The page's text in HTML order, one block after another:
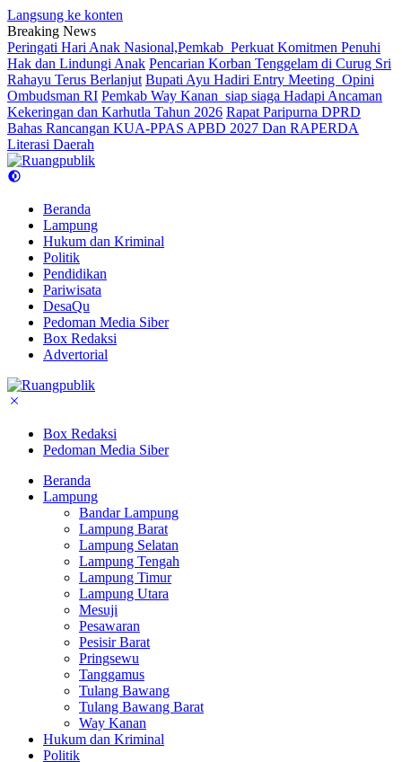
Langsung ke konten
Breaking News
Peringati Hari Anak Nasional,Pemkab Perkuat Komitmen Penuhi
Hak dan Lindungi Anak Pencarian Korban Tenggelam di Curug Sri
Rahayu Terus Berlanjut Bupati Ayu Hadiri Entry Meeting Opini
Ombudsman RI Pemkab Way Kanan siap siaga Hadapi Ancaman
Kekeringan dan Karhutla Tahun 2026 Rapat Paripurna DPRD
Bahas Rancangan KUA-PPAS APBD 2027 Dan RAPERDA
Literasi Daerah
Beranda
Lampung
Hukum dan Kriminal
Politik
Pendidikan
Pariwisata
DesaQu
Pedoman Media Siber
Box Redaksi
Advertorial
Box Redaksi
Pedoman Media Siber
Beranda
Lampung
Bandar Lampung
Lampung Barat
Lampung Selatan
Lampung Tengah
Lampung Timur
Lampung Utara
Mesuji
Pesawaran
Pesisir Barat
Pringsewu
Tanggamus
Tulang Bawang
Tulang Bawang Barat
Way Kanan
Hukum dan Kriminal
Politik